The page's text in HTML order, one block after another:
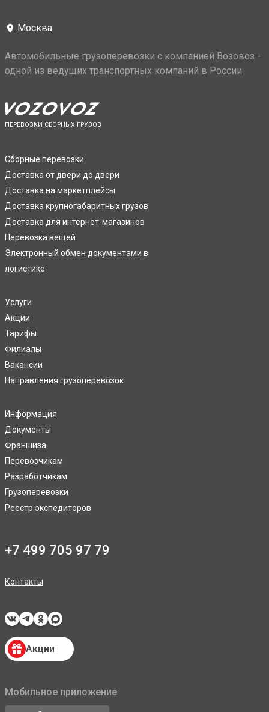
Москва
Автомобильные грузоперевозки с компанией Возовоз -
одной из ведущих транспортных компаний в России
ПЕРЕВОЗКИ СБОРНЫХ ГРУЗОВ
Сборные перевозки
Доставка от двери до двери
Доставка на маркетплейсы
Доставка крупногабаритных грузов
Доставка для интернет-магазинов
Перевозка вещей
Электронный обмен документами в
логистике
Услуги
Акции
Тарифы
Филиалы
Вакансии
Направления грузоперевозок
Информация
Документы
Франшиза
Перевозчикам
Разработчикам
Грузоперевозки
Реестр экспедиторов
+7 499 705 97 79
Контакты
Акции
Мобильное приложение